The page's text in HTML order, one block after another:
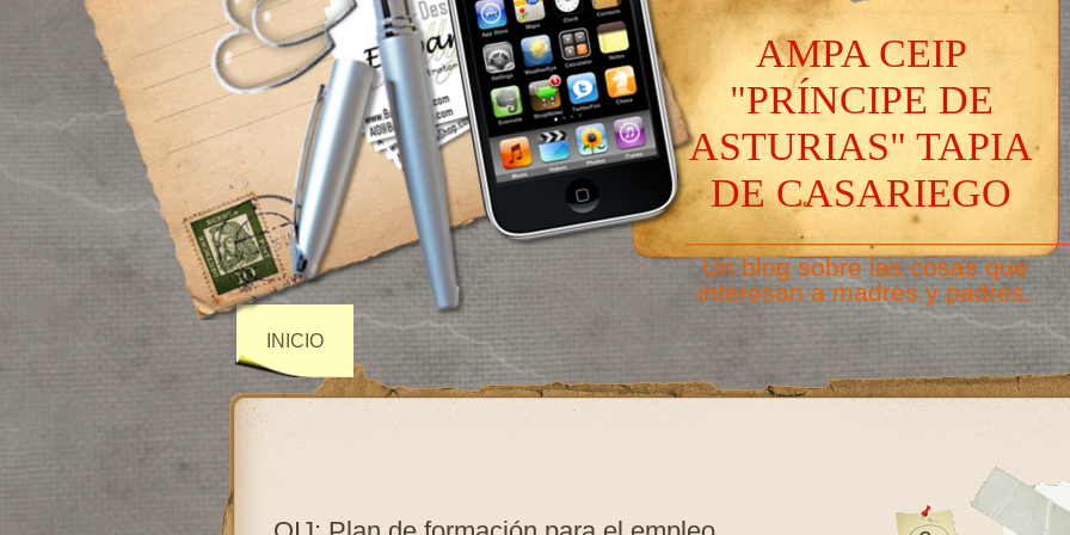
AMPA CEIP
"PRÍNCIPE DE
ASTURIAS" TAPIA
DE CASARIEGO
Un blog sobre las cosas que
interesan a madres y padres.
INICIO